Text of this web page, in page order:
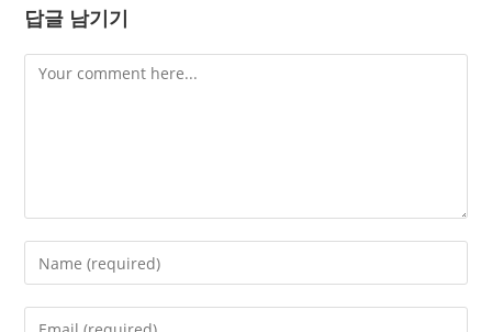
답글 남기기
Comment
Enter
your
name
Enter